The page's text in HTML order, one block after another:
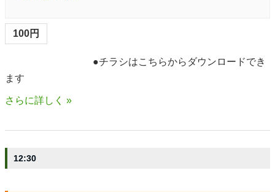
100円
●チラシはこちらからダウンロードでき
ます
さらに詳しく »
12:30